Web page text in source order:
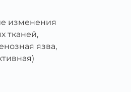
изменения
тканей,
язва,